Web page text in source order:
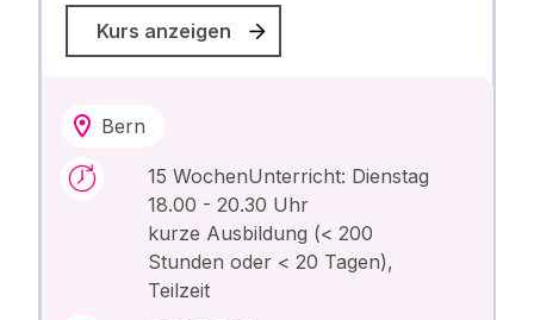
Kurs anzeigen
Bern
15 WochenUnterricht: Dienstag
18.00 - 20.30 Uhr
kurze Ausbildung (< 200
Stunden oder < 20 Tagen),
Teilzeit